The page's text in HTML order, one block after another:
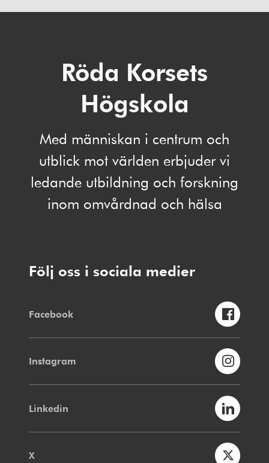
Röda Korsets
Högskola
Med människan i centrum och
utblick mot världen erbjuder vi
ledande utbildning och forskning
inom omvårdnad och hälsa
Följ oss i sociala medier
Facebook
Instagram
Linkedin
X